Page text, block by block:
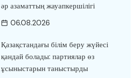
әр азаматтың жауапкершілігі
06.08.2026
Қазақстандағы білім беру жүйесі
қандай болады: партиялар өз
ұсыныстарын таныстырды